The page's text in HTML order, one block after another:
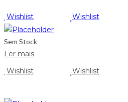
Wishlist
Wishlist
Sem Stock
Ler mais
Wishlist
Wishlist